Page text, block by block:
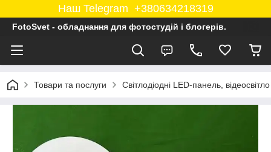
Наш Telegram +380634218319
FotoSvet - обладнання для фотостудій і блогерів.
Товари та послуги Світлодіодні LED-панель, відеосвітло